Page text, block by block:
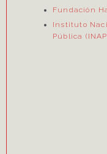
Fundación
Instituto
Pública